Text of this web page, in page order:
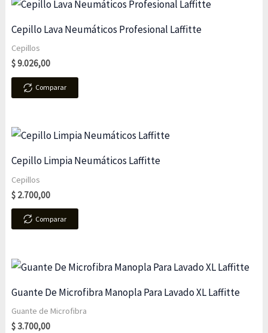
Cepillo Lava Neumáticos Profesional Laffitte
Cepillos
$9.026,00
Comparar
Cepillo Limpia Neumáticos Laffitte
Cepillos
$ 2.700,00
Comparar
Guante De Microfibra Manopla Para Lavado XL Laffitte
Guante de Microfibra
$3.700,00